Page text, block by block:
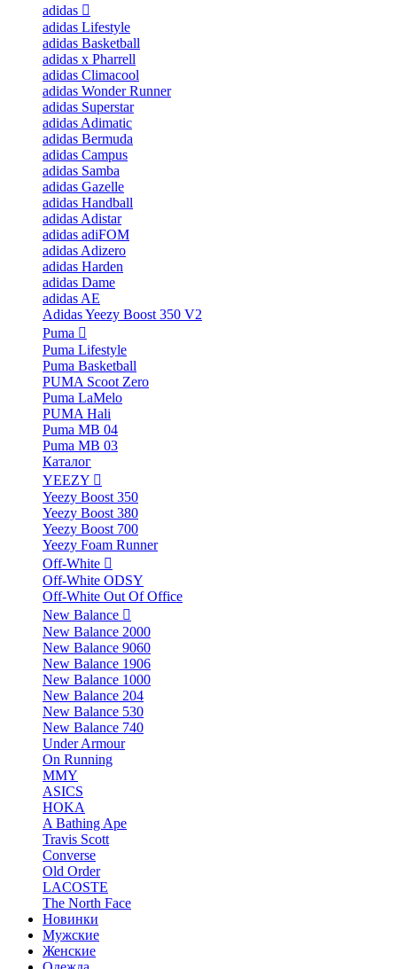
adidas
adidas Lifestyle
adidas Basketball
adidas x Pharrell
adidas Climacool
adidas Wonder Runner
adidas Superstar
adidas Adimatic
adidas Bermuda
adidas Campus
adidas Samba
adidas Gazelle
adidas Handball
adidas Adistar
adidas adiFOM
adidas Adizero
adidas Harden
adidas Dame
adidas AE
Adidas Yeezy Boost 350 V2
Puma
Puma Lifestyle
Puma Basketball
PUMA Scoot Zero
Puma LaMelo
PUMA Hali
Puma MB 04
Puma MB 03
Каталог
YEEZY
Yeezy Boost 350
Yeezy Boost 380
Yeezy Boost 700
Yeezy Foam Runner
Off-White
Off-White ODSY
Off-White Out Of Office
New Balance
New Balance 2000
New Balance 9060
New Balance 1906
New Balance 1000
New Balance 204
New Balance 530
New Balance 740
Under Armour
On Running
MMY
ASICS
HOKA
A Bathing Ape
Travis Scott
Converse
Old Order
LACOSTE
The North Face
Новинки
Мужские
Женские